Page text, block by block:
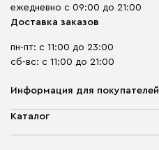
ежедневно с 09:00 до 21:00
Доставка заказов
пн-пт: с 11:00 до 23:00
сб-вс: с 11:00 до 21:00
Информация для покупателей
О компании
Каталог